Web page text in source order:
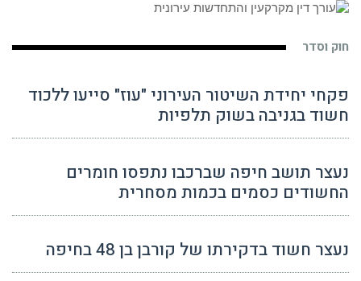
חוק וסדר
פקחי יחידת השיטור העירוני "עוז" סייעו ללכוד
חשוד בגניבה בשוק תלפיות
נעצר תושב חיפה שברכבו נתפסו חומרים
החשודים כסמים בכמות מסחרית
נעצר חשוד בדקירתו של קורבן בן 48 בחיפה